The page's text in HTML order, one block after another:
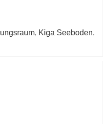
Kiga Seeboden,